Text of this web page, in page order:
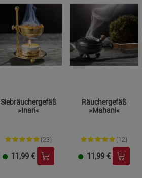
Siebräuchergefäß
»Inari«
(23)
11,99 €
Räuchergefäß
»Mahani«
(12)
11,99 €